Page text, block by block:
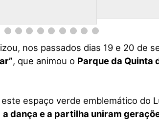
nos passados dias 19 e 20 de
, que animou o Parque da Quinta
espaço verde emblemático do
a dança e a partilha uniram